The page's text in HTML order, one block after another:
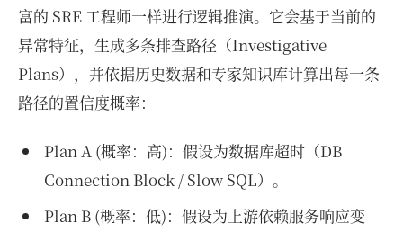
富的 SRE 工程师一样进行逻辑推演。它会基于当前的
异常特征，生成多条排查路径（Investigative
Plans），并依据历史数据和专家知识库计算出每一条
路径的置信度概率：
Plan A (概率：高)：假设为数据库超时（DB
Connection Block / Slow SQL）。
Plan B (概率：低)：假设为上游依赖服务响应变